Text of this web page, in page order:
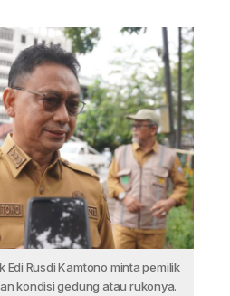
Edi Rusdi Kamtono minta pemilik
kondisi gedung atau rukonya.